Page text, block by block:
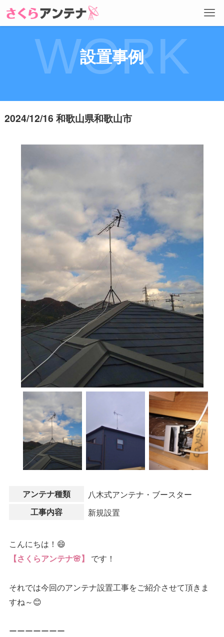
設置事例
WORK
2024/12/16 和歌山県和歌山市
アンテナ種類 八木式アンテナ・ブースター
工事内容 新規設置
こんにちは！😄
【さくらアンテナ🌸】 です！
それでは今回のアンテナ設置工事をご紹介させて頂きま
すね～😊
ーーーーーーー